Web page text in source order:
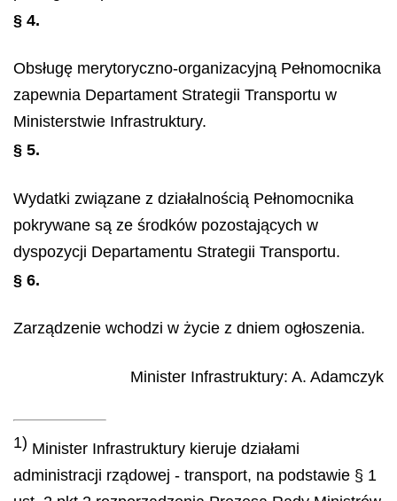
§ 4.
Obsługę merytoryczno-organizacyjną Pełnomocnika
zapewnia Departament Strategii Transportu w
Ministerstwie Infrastruktury.
§ 5.
Wydatki związane z działalnością Pełnomocnika
pokrywane są ze środków pozostających w
dyspozycji Departamentu Strategii Transportu.
§ 6.
Zarządzenie wchodzi w życie z dniem ogłoszenia.
Minister Infrastruktury: A. Adamczyk
1) Minister Infrastruktury kieruje działami
administracji rządowej - transport, na podstawie § 1